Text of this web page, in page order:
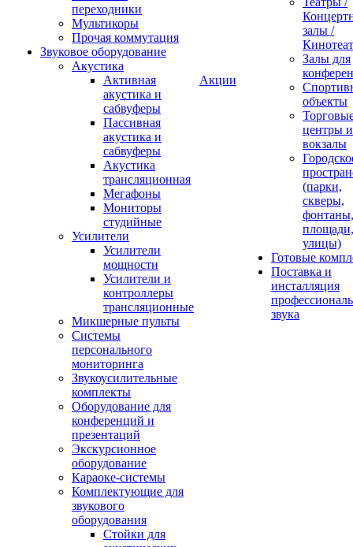
переходники
Мультикоры
Прочая коммутация
Звуковое оборудование
Акустика
Активная
акустика и
сабвуферы
Пассивная
акустика и
сабвуферы
Акустика
трансляционная
Мегафоны
Мониторы
студийные
Усилители
Усилители
мощности
Усилители и
контроллеры
трансляционные
Микшерные пульты
Системы
персонального
мониторинга
Звукоусилительные
комплекты
Оборудование для
конференций и
презентаций
Экскурсионное
оборудование
Караоке-системы
Комплектующие для
звукового
оборудования
Стойки для
Акции
залы /
Залы для
объекты
центры и
вокзалы
(парки,
скверы,
фонтаны,
площади,
улицы)
Готовые
Поставка и
инсталляция
звука